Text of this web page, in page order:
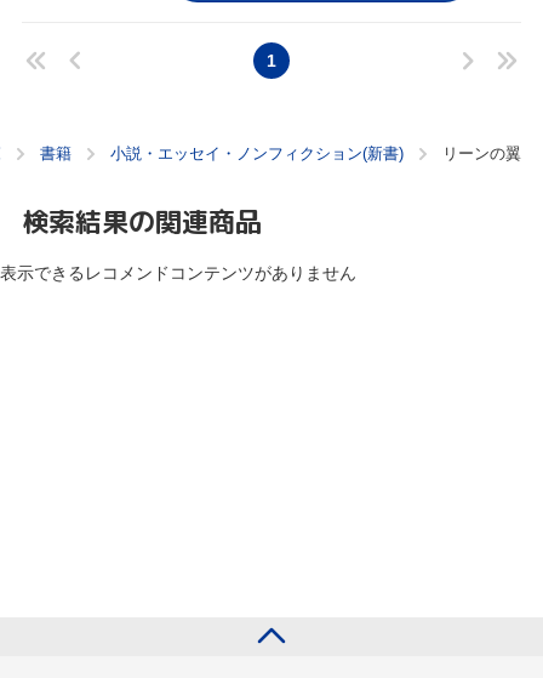
1
書籍 小説・エッセイ・ノンフィクション(新書) リーンの翼
検索結果の関連商品
表示できるレコメンドコンテンツがありません